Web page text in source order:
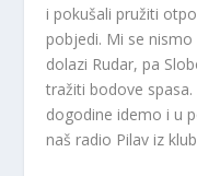
i pokušali pružiti
pobjedi. Mi se
dolazi Rudar, pa
tražiti bodove
dogodine idemo i u
naš radio Pilav iz